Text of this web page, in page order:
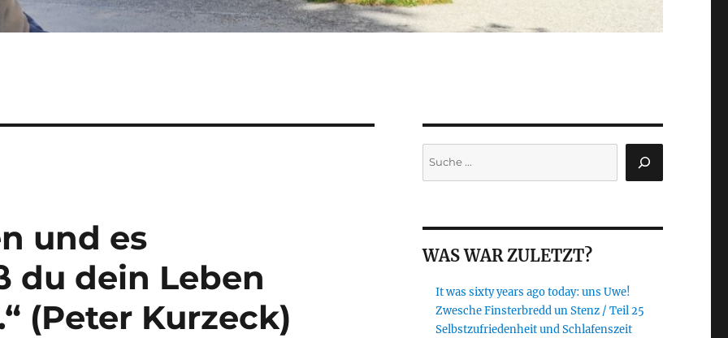
und es
du dein Leben
(Peter Kurzeck)
WAS WAR ZULETZT?
It was sixty years ago today: uns Uwe!
Zwesche Finsterbredd un Stenz / Teil 25
Selbstzufriedenheit und Schlafenszeit